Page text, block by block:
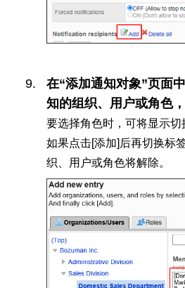
在“添加通知对象”页面
知的组织、用户或角色
要选择角色时，可将显示切
如果点击[添加]后再切换标
织、用户或角色将解除。